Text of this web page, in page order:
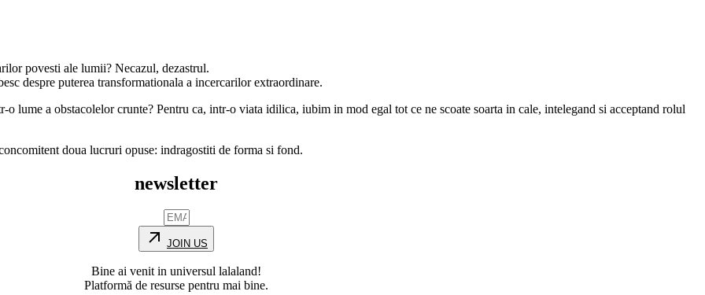
povesti ale lumii? Necazul, dezastrul.
despre puterea transformationala a incercarilor extraordinare.
o lume a obstacolelor crunte? Pentru ca, intr-o viata idilica, iubim in mod egal tot ce ne scoate soarta in cale, intelegand si acceptand rolul
doua lucruri opuse: indragostiti de forma si fond.
newsletter
JOIN US
Bine ai venit in universul lalaland!
Platformă de resurse pentru mai bine.